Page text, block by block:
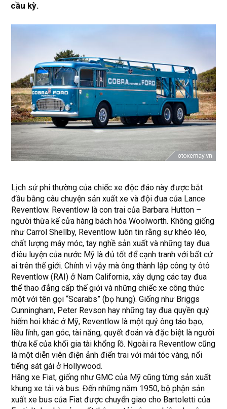
cầu kỳ.
Lịch sử phi thường của chiếc xe độc đáo này được bắt
đầu bằng câu chuyện sản xuất xe và đội đua của Lance
Reventlow. Reventlow là con trai của Barbara Hutton –
người thừa kế cửa hàng bách hóa Woolworth. Không giống
như Carrol Shellby, Reventlow luôn tin rằng sự khéo léo,
chất lượng máy móc, tay nghề sản xuất và những tay đua
điêu luyện của nước Mỹ là đủ tốt để cạnh tranh với bất cứ
ai trên thế giới. Chính vì vậy mà ông thành lập công ty ôtô
Reventlow (RAI) ở Nam California, xây dựng các tay đua
thể thao đẳng cấp thế giới và những chiếc xe công thức
một với tên gọi “Scarabs” (bọ hung). Giống như Briggs
Cunningham, Peter Revson hay những tay đua quyền quý
hiếm hoi khác ở Mỹ, Reventlow là một quý ông táo bạo,
liều lĩnh, gan góc, tài năng, quyết đoán và đặc biệt là người
thừa kế của khối gia tài khổng lồ. Ngoài ra Reventlow cũng
là một diễn viên điện ảnh điển trai với mái tóc vàng, nổi
tiếng sát gái ở Hollywood.
Hãng xe Fiat, giống như GMC của Mỹ cũng từng sản xuất
khung xe tải và bus. Đến những năm 1950, bộ phận sản
xuất xe bus của Fiat được chuyển giao cho Bartoletti của